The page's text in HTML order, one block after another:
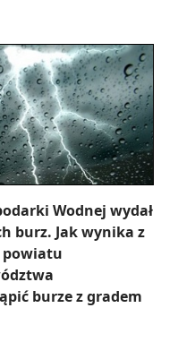
Wodnej wydał
burz. Jak wynika z
powiatu
burze z gradem